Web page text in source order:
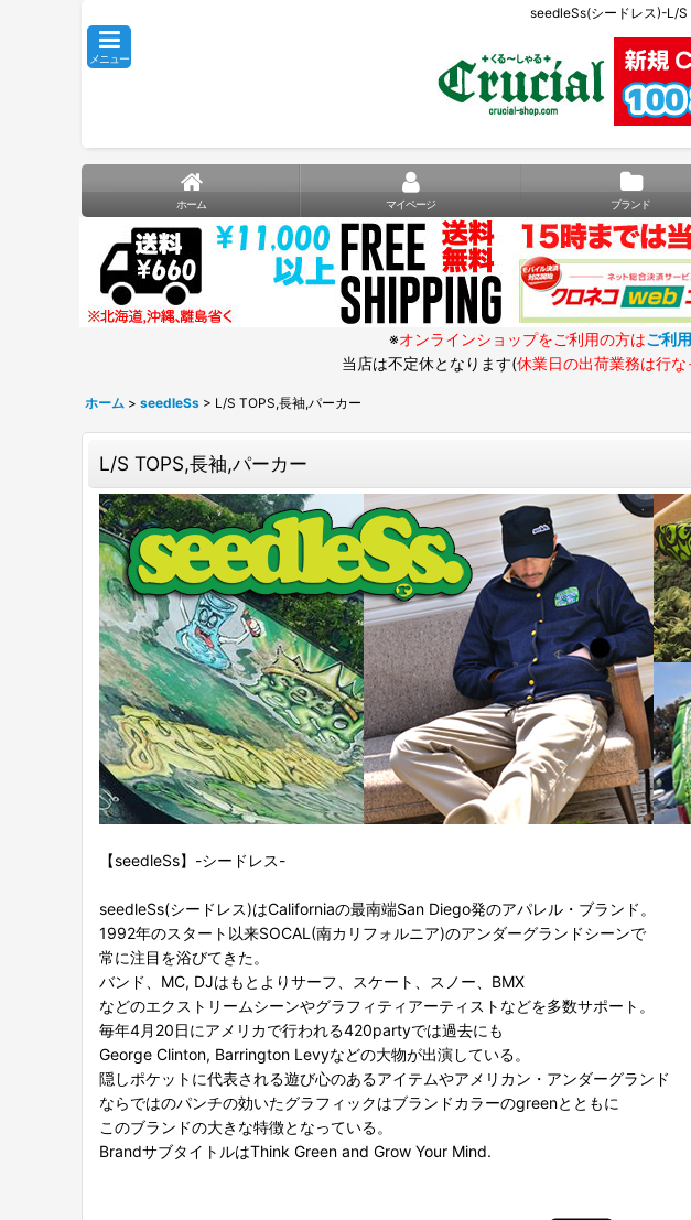
seedleSs(シードレス)-L/
メニュー
ホーム マイページ ブランド
※オンラインショップをご利用の方はご利
当店は不定休となります(休業日の出荷業務は行
ホーム > seedleSs > L/S TOPS,長袖,パーカー
L/S TOPS,長袖,パーカー
【seedleSs】-シードレス-
seedleSs(シードレス)はCaliforniaの最南端San Diego発のアパレル・ブランド。
1992年のスタート以来SOCAL(南カリフォルニア)のアンダーグランドシーンで
常に注目を浴びてきた。
バンド、MC, DJはもとよりサーフ、スケート、スノー、BMX
などのエクストリームシーンやグラフィティアーティストなどを多数サポート。
毎年4月20日にアメリカで行われる420partyでは過去にも
George Clinton, Barrington Levyなどの大物が出演している。
隠しポケットに代表される遊び心のあるアイテムやアメリカン・アンダーグランド
ならではのパンチの効いたグラフィックはブランドカラーのgreenとともに
このブランドの大きな特徴となっている。
BrandサブタイトルはThink Green and Grow Your Mind.